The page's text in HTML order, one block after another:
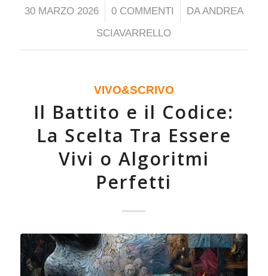
30 MARZO 2026
/ 0 COMMENTI
/ DAANDREA
SCIAVARRELLO
VIVO&SCRIVO
Il Battito e il Codice:
La Scelta Tra Essere
Vivi o Algoritmi
Perfetti